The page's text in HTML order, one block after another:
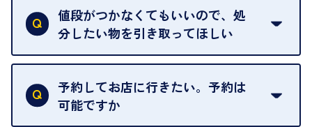
中古市場が日々変動するため、翌日には査定額が変
わることがございます。
値段がつかなくてもいいので、処
分したい物を引き取ってほしい
再販不可能な物は、場合によってはお断りすること
がございます。ご了承ください。
予約してお店に行きたい。予約は
可能ですか